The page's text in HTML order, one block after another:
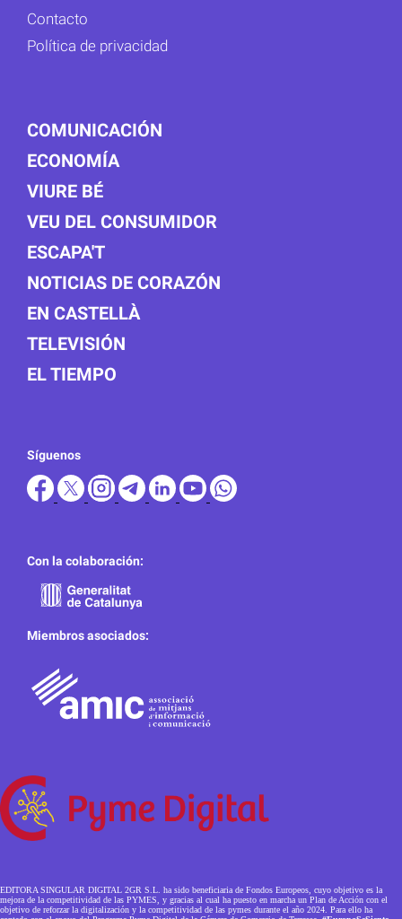
Contacto
Política de privacidad
COMUNICACIÓN
ECONOMÍA
VIURE BÉ
VEU DEL CONSUMIDOR
ESCAPA'T
NOTICIAS DE CORAZÓN
EN CASTELLÀ
TELEVISIÓN
EL TIEMPO
Síguenos
Con la colaboración:
Miembros asociados:
EDITORA SINGULAR DIGITAL 2GR S.L. ha sido beneficiaria de Fondos Europeos, cuyo objetivo es la
mejora de la competitividad de las PYMES, y gracias al cual ha puesto en marcha un Plan de Acción con el
objetivo de reforzar la digitalización y la competitividad de las pymes durante el año 2024. Para ello ha